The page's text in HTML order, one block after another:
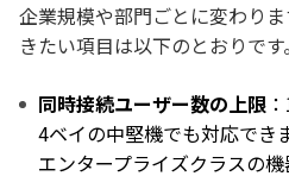
企業規模や部門ごとに変わり
きたい項目は以下のとおりです。
同時接続ユーザー数の上限
4ベイの中堅機でも対応でき
エンタープライズクラスの機